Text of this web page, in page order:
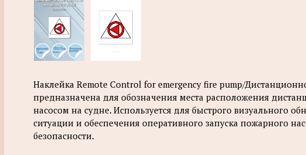
Наклейка Remote Control for emergency fire pump/
предназначена для обозначения места расположения
насосом на судне. Используется для быстрого визуального
ситуации и обеспечения оперативного запуска пожарного
безопасности.